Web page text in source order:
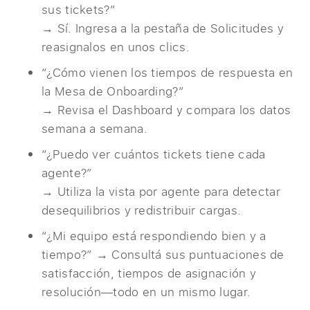
sus tickets?”
→ Sí. Ingresa a la pestaña de Solicitudes y
reasignalos en unos clics.
“¿Cómo vienen los tiempos de respuesta en
la Mesa de Onboarding?”
→ Revisa el Dashboard y compara los datos
semana a semana.
“¿Puedo ver cuántos tickets tiene cada
agente?”
→ Utiliza la vista por agente para detectar
desequilibrios y redistribuir cargas.
“¿Mi equipo está respondiendo bien y a
tiempo?” → Consultá sus puntuaciones de
satisfacción, tiempos de asignación y
resolución—todo en un mismo lugar.